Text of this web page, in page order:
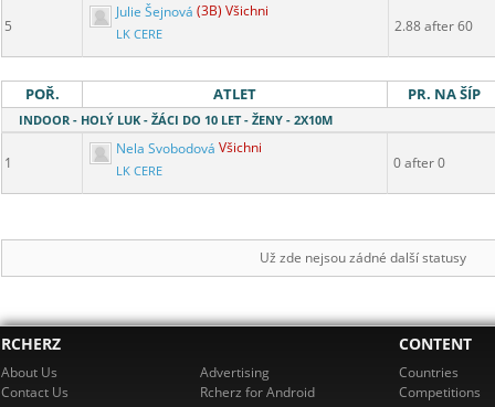
5
Julie Šejnová (3B) Všichni
LK CERE 2.88 after 60
POŘ. ATLET PR. NA ŠÍP
INDOOR - HOLÝ LUK - ŽÁCI DO 10 LET - ŽENY - 2X10M
1
Nela Svobodová Všichni
LK CERE 0 after 0
Už zde nejsou zádné další statusy
RCHERZ
About Us
Contact Us
Advertising
Rcherz for Android
CONTENT
Countries
Competitions